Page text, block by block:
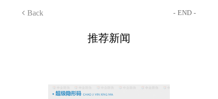
Back - END -
推荐新闻